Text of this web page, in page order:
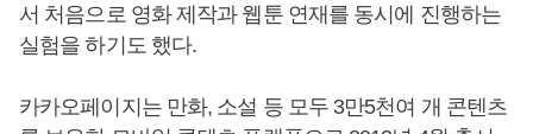
서 처음으로 영화 제작과 웹툰 연재를 동시에 진행하는
실험을 하기도 했다.
카카오페이지는 만화, 소설 등 모두 3만5천여 개 콘텐츠